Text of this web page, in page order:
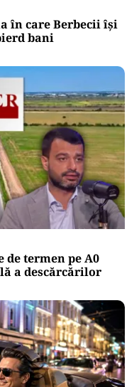
în care Berbecii își
bani
de termen pe A0
a descărcărilor